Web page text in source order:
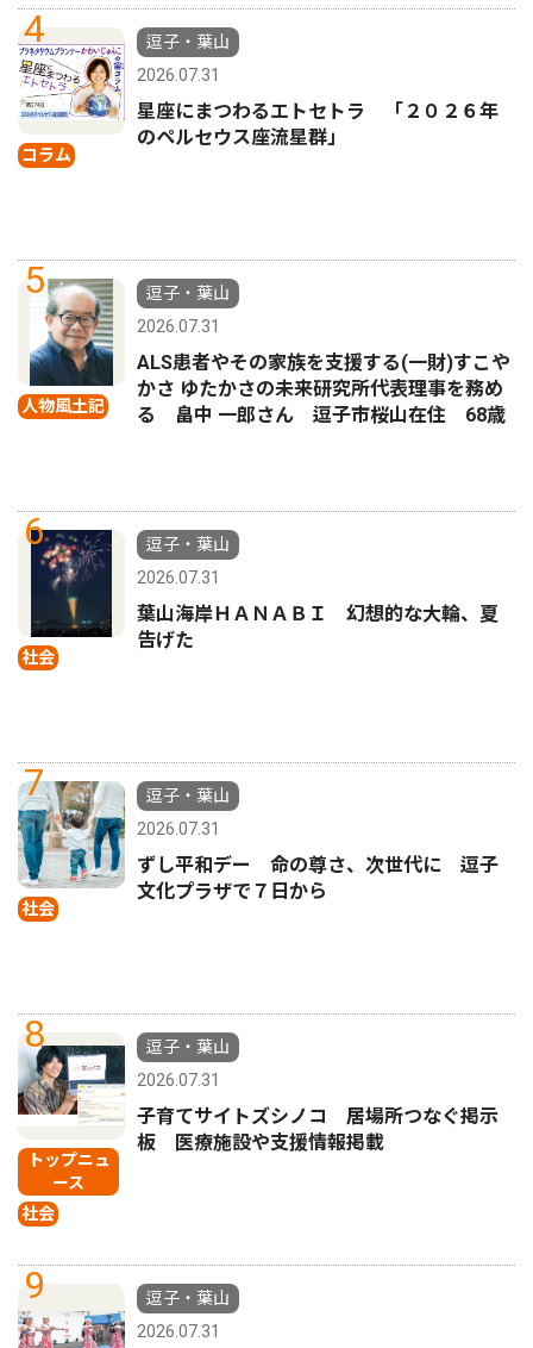
4
コラム
逗子・葉山
2026.07.31
星座にまつわるエトセトラ 「２０２６年
のペルセウス座流星群」
5
人物風土記
逗子・葉山
2026.07.31
ALS患者やその家族を支援する(一財)すこや
かさ ゆたかさの未来研究所代表理事を務め
る 畠中 一郎さん 逗子市桜山在住 68歳
6
社会
逗子・葉山
2026.07.31
葉山海岸ＨＡＮＡＢＩ 幻想的な大輪、夏
告げた
7
社会
逗子・葉山
2026.07.31
ずし平和デー 命の尊さ、次世代に 逗子
文化プラザで７日から
8
トップニュ
ース
社会
逗子・葉山
2026.07.31
子育てサイトズシノコ 居場所つなぐ掲示
板 医療施設や支援情報掲載
9
逗子・葉山
2026.07.31